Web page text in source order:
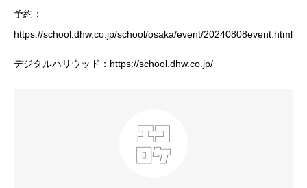
予約：
https://school.dhw.co.jp/school/osaka/event/20240808event.html
デジタルハリウッド：https://school.dhw.co.jp/